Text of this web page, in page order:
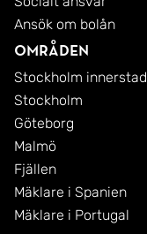
Ansök om bolån
Områden
Stockholm innerstad
Stockholm
Göteborg
Malmö
Fjällen
Mäklare i Spanien
Mäklare i Portugal